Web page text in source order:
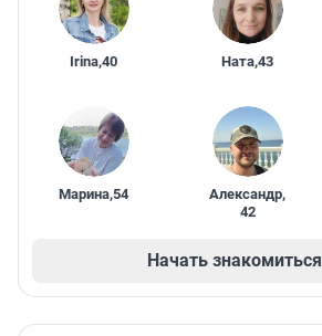
Irina,40 Ната,43
Марина,54 Александр,
42
Начать знакомиться